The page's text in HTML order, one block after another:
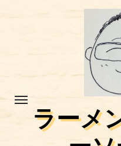
ラーメ